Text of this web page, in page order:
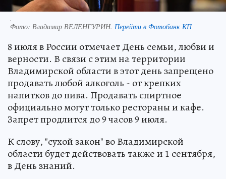
.
Фото: Владимир ВЕЛЕНГУРИН. Перейти в Фотобанк КП
8 июля в России отмечает День семьи, любви и
верности. В связи с этим на территории
Владимирской области в этот день запрещено
продавать любой алкоголь - от крепких
напитков до пива. Продавать спиртное
официально могут только рестораны и кафе.
Запрет продлится до 9 часов 9 июля.
К слову, "сухой закон" во Владимирской
области будет действовать также и 1 сентября,
в День знаний.